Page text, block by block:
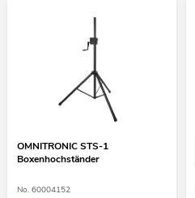
OMNITRONIC STS-1
Boxenhochständer
No. 60004152